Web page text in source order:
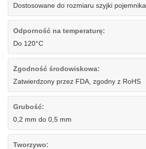
Dostosowane do rozmiaru szyjki pojemnika
Odporność na temperaturę:
Do 120°C
Zgodność środowiskowa:
Zatwierdzony przez FDA, zgodny z RoHS
Grubość:
0,2 mm do 0,5 mm
Tworzywo: